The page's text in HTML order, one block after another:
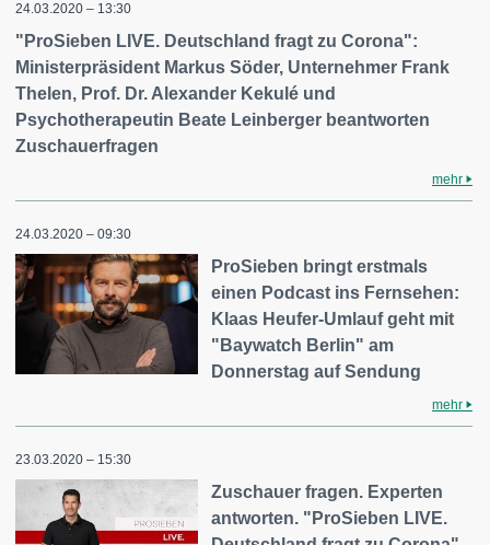
24.03.2020 – 13:30
"ProSieben LIVE. Deutschland fragt zu Corona":
Ministerpräsident Markus Söder, Unternehmer Frank
Thelen, Prof. Dr. Alexander Kekulé und
Psychotherapeutin Beate Leinberger beantworten
Zuschauerfragen
mehr
24.03.2020 – 09:30
ProSieben bringt erstmals
einen Podcast ins Fernsehen:
Klaas Heufer-Umlauf geht mit
"Baywatch Berlin" am
Donnerstag auf Sendung
mehr
23.03.2020 – 15:30
Zuschauer fragen. Experten
antworten. "ProSieben LIVE.